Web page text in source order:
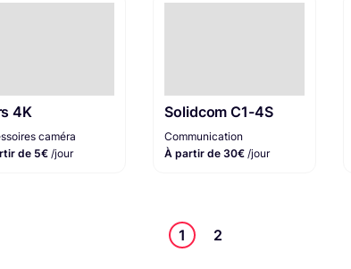
4K
caméra
de 5€ /jour
Solidcom C1-4S
Communication
À partir de 30€/jour
1 2